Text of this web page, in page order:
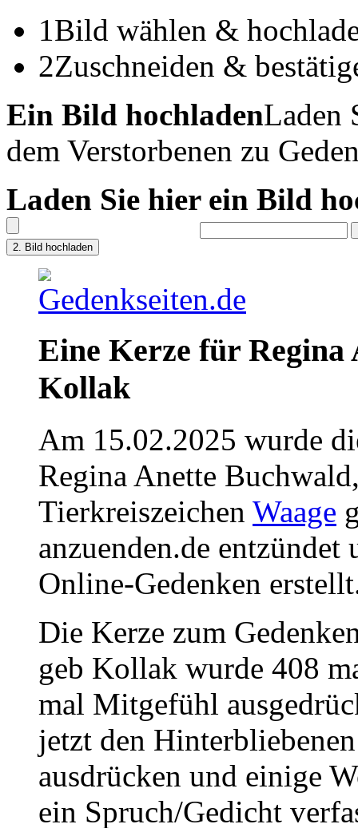
1Bild wählen &
2Zuschneiden &
Ein Bild hochladenLaden
dem Verstorbenen zu
Laden Sie hier ein Bild
Eine Kerze für Regina
Kollak
Am 15.02.2025 wurde
Regina Anette
Tierkreiszeichen Waage
anzuenden.de
Online-Gedenken
Die Kerze zum
geb Kollak wurde 408
mal Mitgefühl
jetzt den
ausdrücken und einige
ein Spruch/Gedicht